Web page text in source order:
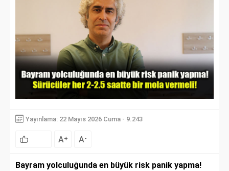
Yayınlama: 22 Mayıs 2026 Cuma - 9.243
A+ A-
Bayram yolculuğunda en büyük risk panik yapma!